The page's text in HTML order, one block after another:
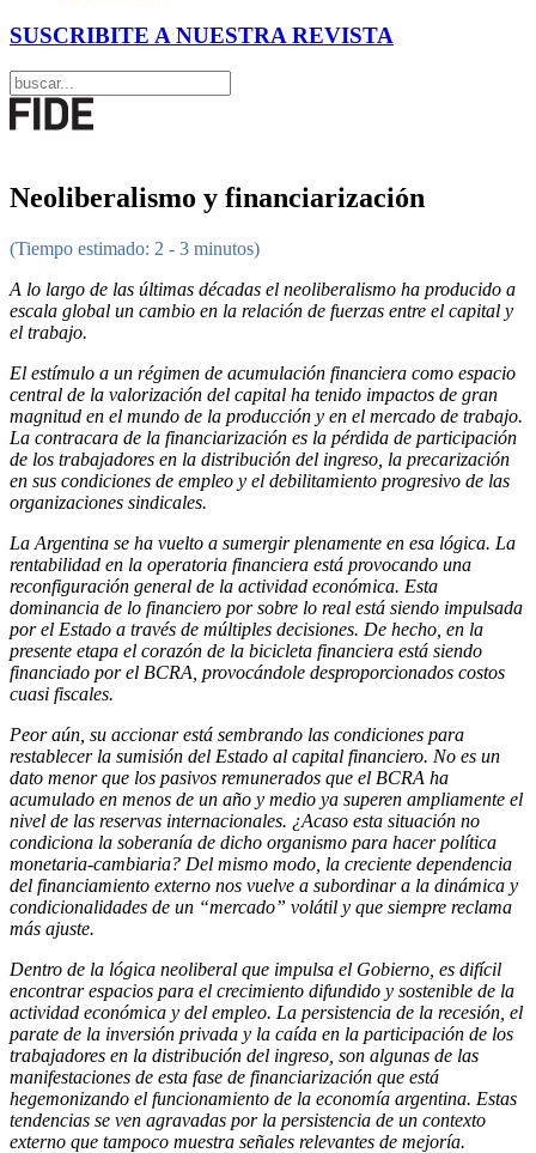
SUSCRIBITE A NUESTRA REVISTA
Neoliberalismo y financiarización
(Tiempo estimado: 2 - 3 minutos)
A lo largo de las últimas décadas el neoliberalismo ha producido a
escala global un cambio en la relación de fuerzas entre el capital y
el trabajo.
El estímulo a un régimen de acumulación financiera como espacio
central de la valorización del capital ha tenido impactos de gran
magnitud en el mundo de la producción y en el mercado de trabajo.
La contracara de la financiarización es la pérdida de participación
de los trabajadores en la distribución del ingreso, la precarización
en sus condiciones de empleo y el debilitamiento progresivo de las
organizaciones sindicales.
La Argentina se ha vuelto a sumergir plenamente en esa lógica. La
rentabilidad en la operatoria financiera está provocando una
reconfiguración general de la actividad económica. Esta
dominancia de lo financiero por sobre lo real está siendo impulsada
por el Estado a través de múltiples decisiones. De hecho, en la
presente etapa el corazón de la bicicleta financiera está siendo
financiado por el BCRA, provocándole desproporcionados costos
cuasi fiscales.
Peor aún, su accionar está sembrando las condiciones para
restablecer la sumisión del Estado al capital financiero. No es un
dato menor que los pasivos remunerados que el BCRA ha
acumulado en menos de un año y medio ya superen ampliamente el
nivel de las reservas internacionales. ¿Acaso esta situación no
condiciona la soberanía de dicho organismo para hacer política
monetaria-cambiaria? Del mismo modo, la creciente dependencia
del financiamiento externo nos vuelve a subordinar a la dinámica y
condicionalidades de un “mercado” volátil y que siempre reclama
más ajuste.
Dentro de la lógica neoliberal que impulsa el Gobierno, es difícil
encontrar espacios para el crecimiento difundido y sostenible de la
actividad económica y del empleo. La persistencia de la recesión, el
parate de la inversión privada y la caída en la participación de los
trabajadores en la distribución del ingreso, son algunas de las
manifestaciones de esta fase de financiarización que está
hegemonizando el funcionamiento de la economía argentina. Estas
tendencias se ven agravadas por la persistencia de un contexto
externo que tampoco muestra señales relevantes de mejoría.